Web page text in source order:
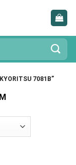
7081B”